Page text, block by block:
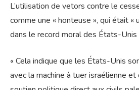
L’utilisation de vetors contre le
comme une « honteuse », qui était «
dans le record moral des États-Unis
« Cela indique que les États-Unis
avec la machine à tuer israélienne et